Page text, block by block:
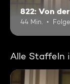
822: Von
44 Min.
Alle Staffeln